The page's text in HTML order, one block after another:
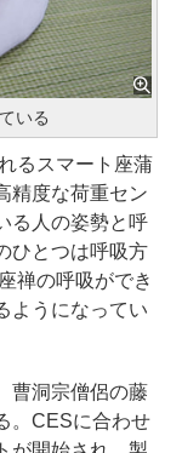
いる
るスマート座蒲
精度な荷重セン
る人の姿勢と呼
ひとつは呼吸方
禅の呼吸ができ
ようになってい
曹洞宗僧侶の藤
。CESに合わせ